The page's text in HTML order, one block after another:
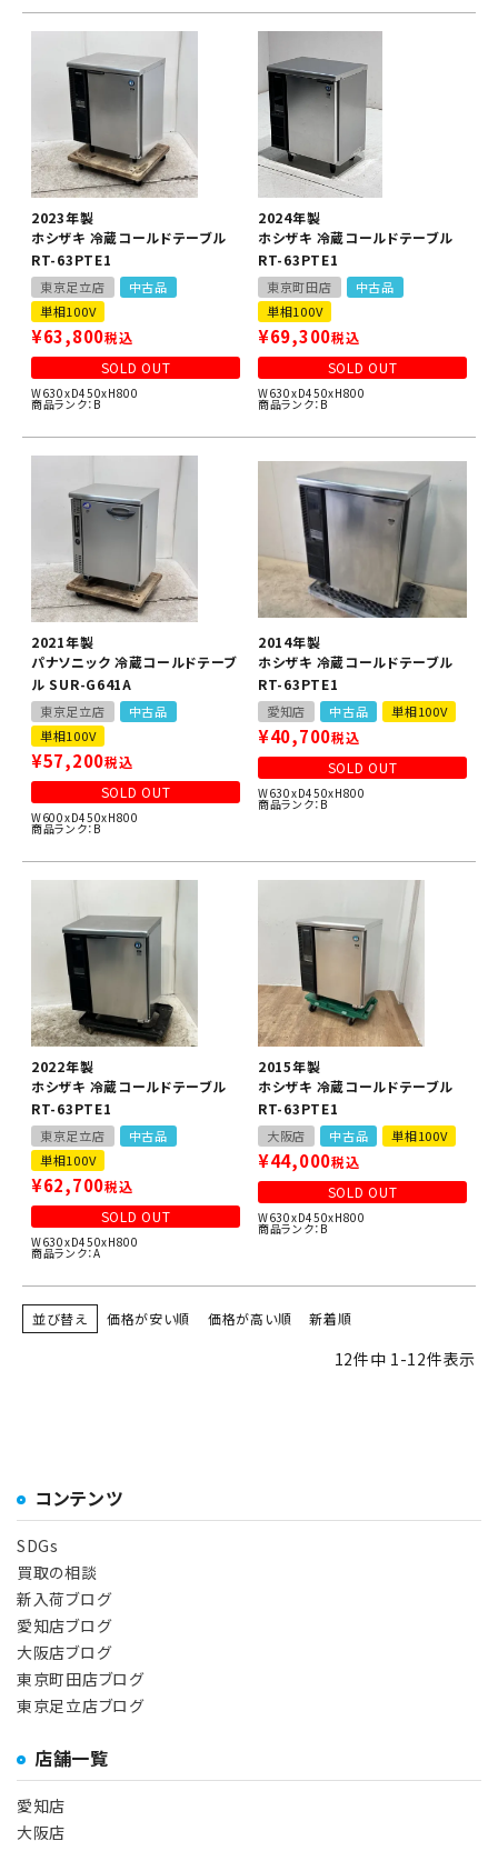
2023年製
ホシザキ 冷蔵コールドテーブル
RT-63PTE1
東京足立店
中古品
単相100V
¥63,800税込
SOLD OUT
W630xD450xH800
商品ランク：B
2024年製
ホシザキ 冷蔵コールドテーブル
RT-63PTE1
東京町田店
中古品
単相100V
¥69,300税込
SOLD OUT
W630xD450xH800
商品ランク：B
2021年製
パナソニック 冷蔵コールドテーブ
ル SUR-G641A
東京足立店
中古品
単相100V
¥57,200税込
SOLD OUT
W600xD450xH800
商品ランク：B
2014年製
ホシザキ 冷蔵コールドテーブル
RT-63PTE1
愛知店 中古品 単相100V
¥40,700税込
SOLD OUT
W630xD450xH800
商品ランク：B
2022年製
ホシザキ 冷蔵コールドテーブル
RT-63PTE1
東京足立店
中古品
単相100V
¥62,700税込
SOLD OUT
W630xD450xH800
商品ランク：A
2015年製
ホシザキ 冷蔵コールドテーブル
RT-63PTE1
大阪店 中古品 単相100V
¥44,000税込
SOLD OUT
W630xD450xH800
商品ランク：B
並び替え 価格が安い順 価格が高い順 新着順
12件中 1-12件表示
コンテンツ
SDGs
買取の相談
新入荷ブログ
愛知店ブログ
大阪店ブログ
東京町田店ブログ
東京足立店ブログ
店舗一覧
愛知店
大阪店